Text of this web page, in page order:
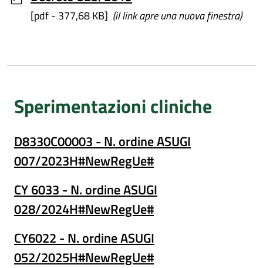
[pdf - 377,68 KB] (il link apre una nuova finestra)
Sperimentazioni cliniche
D8330C00003 - N. ordine ASUGI
007/2023H#NewRegUe#
CY 6033 - N. ordine ASUGI
028/2024H#NewRegUe#
CY6022 - N. ordine ASUGI
052/2025H#NewRegUe#